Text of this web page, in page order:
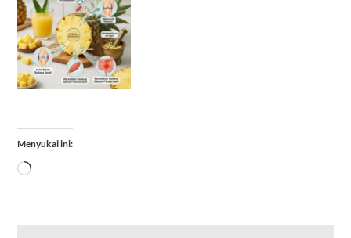
Menyukai ini:
Memuat...